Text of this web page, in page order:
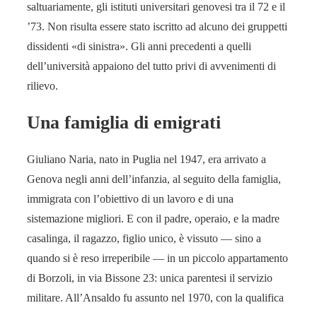
saltuariamente, gli istituti universitari genovesi tra il 72 e il
’73. Non risulta essere stato iscritto ad alcuno dei gruppetti
dissidenti «di sinistra». Gli anni precedenti a quelli
dell’università appaiono del tutto privi di avvenimenti di
rilievo.
Una famiglia di emigrati
Giuliano Naria, nato in Puglia nel 1947, era arrivato a
Genova negli anni dell’infanzia, al seguito della famiglia,
immigrata con l’obiettivo di un lavoro e di una
sistemazione migliori. E con il padre, operaio, e la madre
casalinga, il ragazzo, figlio unico, è vissuto — sino a
quando si è reso irreperibile — in un piccolo appartamento
di Borzoli, in via Bissone 23: unica parentesi il servizio
militare. All’Ansaldo fu assunto nel 1970, con la qualifica